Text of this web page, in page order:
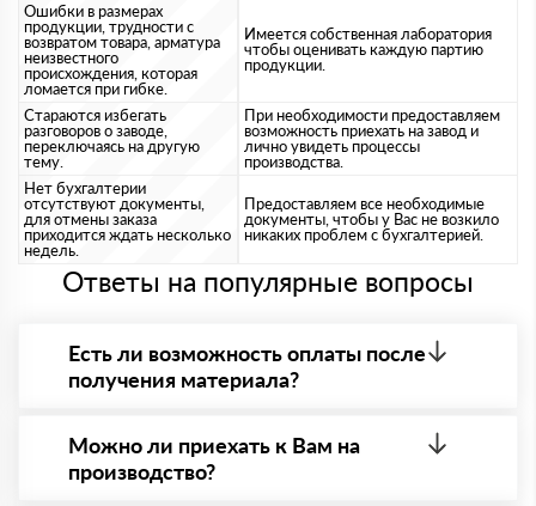
Ошибки в размерах
продукции, трудности с
возвратом товара, арматура
неизвестного
происхождения, которая
ломается при гибке.
Имеется собственная лаборатория
чтобы оценивать каждую партию
продукции.
Стараются избегать
разговоров о заводе,
переключаясь на другую
тему.
При необходимости предоставляем
возможность приехать на завод и
лично увидеть процессы
производства.
Нет бухгалтерии
отсутствуют документы,
для отмены заказа
приходится ждать несколько
недель.
Предоставляем все необходимые
документы, чтобы у Вас не возкило
никаких проблем с бухгалтерией.
Ответы на популярные вопросы
Есть ли возможность оплаты после
получения материала?
- оплата по факту получения товара. При этом,
если доставленный товар был ненадлежащего
качества, то Вы в праве от него отказаться.
Можно ли приехать к Вам на
производство?